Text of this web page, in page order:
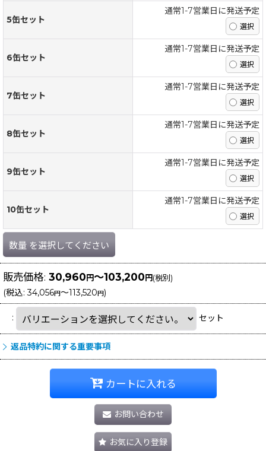
5缶セット
通常1-7営業日に発送予定
6缶セット
通常1-7営業日に発送予定
7缶セット
通常1-7営業日に発送予定
8缶セット
通常1-7営業日に発送予定
9缶セット
通常1-7営業日に発送予定
10缶セット
通常1-7営業日に発送予定
数量 を選択してください
販売価格: 30,960円～103,200円(税別)
(税込: 34,056円～113,520円)
: セット
返品特約に関する重要事項
カートに入れる
お問い合わせ
お気に入り登録